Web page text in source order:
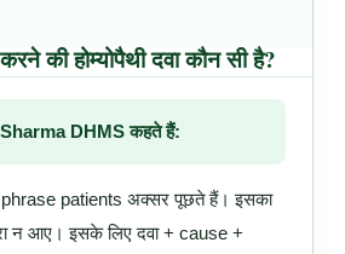
की होम्योपैथी दवा कौन सी है?
DHMS कहते हैं:
patients अक्सर पूछते हैं। इसका
न आए। इसके लिए दवा + cause +